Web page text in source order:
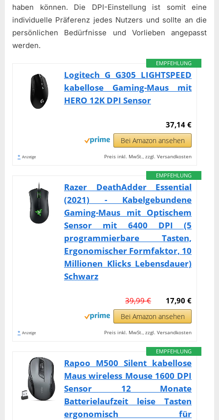
haben können. Die DPI-Einstellung ist somit eine
individuelle Präferenz jedes Nutzers und sollte an die
persönlichen Bedürfnisse und Vorlieben angepasst
werden.
EMPFEHLUNG
Logitech G G305 LIGHTSPEED
kabellose Gaming-Maus mit
HERO 12K DPI Sensor
37,14 €
Bei Amazon ansehen
* Anzeige Preis inkl. MwSt., zzgl. Versandkosten
EMPFEHLUNG
Razer DeathAdder Essential
(2021) - Kabelgebundene
Gaming-Maus mit Optischem
Sensor mit 6400 DPI (5
programmierbare Tasten,
Ergonomischer Formfaktor, 10
Millionen Klicks Lebensdauer)
Schwarz
17,90 €
39,99 €
Bei Amazon ansehen
* Anzeige Preis inkl. MwSt., zzgl. Versandkosten
EMPFEHLUNG
Rapoo M500 Silent kabellose
Maus wireless Mouse 1600 DPI
Sensor 12 Monate
Batterielaufzeit leise Tasten
ergonomisch für